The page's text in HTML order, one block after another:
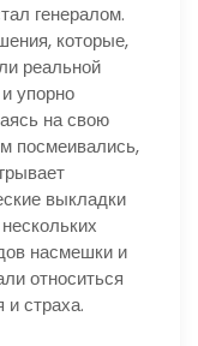
генералом.
которые,
реальной
упорно
на свою
посмеивались,
выкладки
насмешки и
относиться
страха.